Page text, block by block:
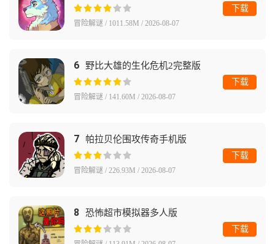
冒险解谜 / 1011.58M / 2026-08-07
下载
6 野比大雄的生化危机2完整版
冒险解谜 / 141.60M / 2026-08-07
下载
7 帕拉贝伦围攻传奇手机版
冒险解谜 / 226.93M / 2026-08-07
下载
8 恐怖超市模拟器多人版
下载